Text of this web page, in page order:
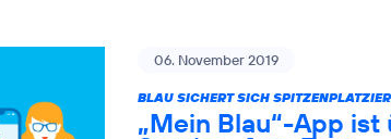
06. November 2019
BLAU SICHERT SICH
„Mein Blau“-App